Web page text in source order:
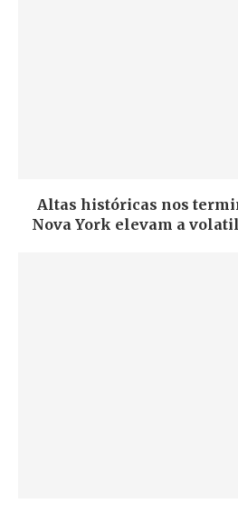
Altas históricas nos
Nova York elevam a